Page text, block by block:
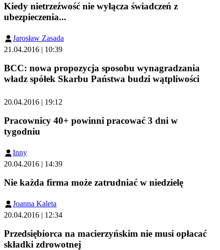
Kiedy nietrzeźwość nie wyłącza świadczeń z
ubezpieczenia...
Jarosław Zasada
21.04.2016 | 10:39
BCC: nowa propozycja sposobu wynagradzania
władz spółek Skarbu Państwa budzi wątpliwości
20.04.2016 | 19:12
Pracownicy 40+ powinni pracować 3 dni w
tygodniu
Inny
20.04.2016 | 14:39
Nie każda firma może zatrudniać w niedzielę
Joanna Kaleta
20.04.2016 | 12:34
Przedsiębiorca na macierzyńskim nie musi opłacać
składki zdrowotnej